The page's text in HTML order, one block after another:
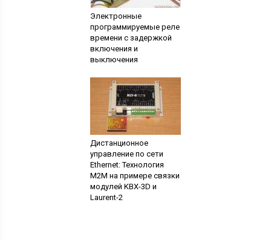
Электронные
программируемые реле
времени с задержкой
включения и
выключения
Дистанционное
управление по сети
Ethernet: Технология
M2M на примере связки
модулей KBX-3D и
Laurent-2